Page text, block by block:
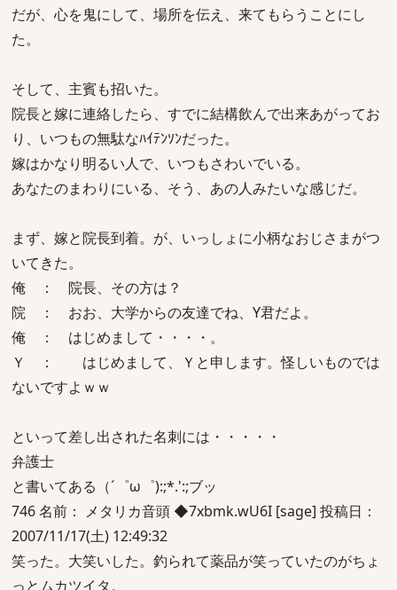
だが、心を鬼にして、場所を伝え、来てもらうことにし
た。
そして、主賓も招いた。
院長と嫁に連絡したら、すでに結構飲んで出来あがってお
り、いつもの無駄なﾊｲﾃﾝｿﾝだった。
嫁はかなり明るい人で、いつもさわいでいる。
あなたのまわりにいる、そう、あの人みたいな感じだ。
まず、嫁と院長到着。が、いっしょに小柄なおじさまがつ
いてきた。
俺 ： 院長、その方は？
院 ： おお、大学からの友達でね、Y君だよ。
俺 ： はじめまして・・・・。
Ｙ ： はじめまして、Ｙと申します。怪しいものでは
ないですよｗｗ
といって差し出された名刺には・・・・・
弁護士
と書いてある（´゜ω゜):;*.':;ブッ
746 名前： メタリカ音頭 ◆7xbmk.wU6I [sage] 投稿日：
2007/11/17(土) 12:49:32
笑った。大笑いした。釣られて薬品が笑っていたのがちょ
っとムカツイタ。